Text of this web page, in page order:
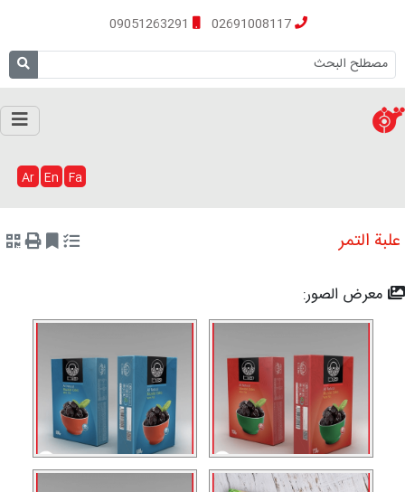
02691008117
09051263291
Ar En Fa
علبة التمر
معرض الصور: